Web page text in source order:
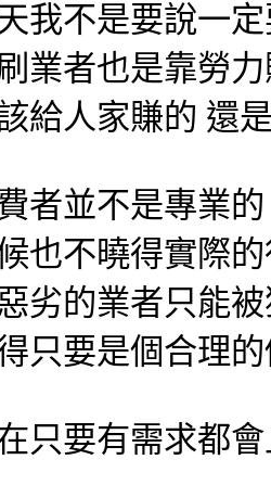
我不是要說一
業者也是靠勞
給人家賺的 還
者並不是專業的
也不曉得實際
劣的業者只能
只要是個合理
只要有需求都